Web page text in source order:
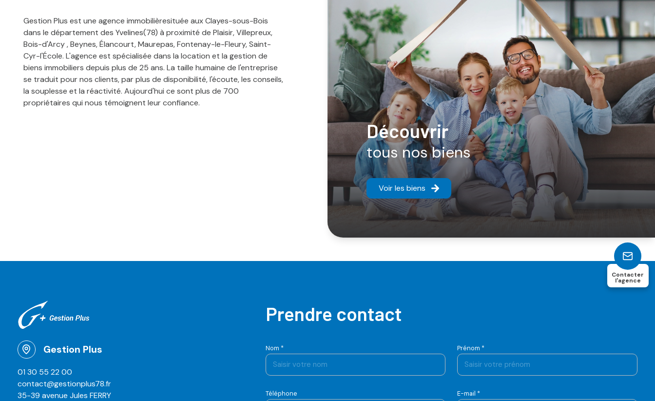
découvrir
tous nos biens
Voir les biens
Gestion Plus est une agence immobilièresituée aux Clayes-sous-Bois
dans le département des Yvelines(78) à proximité de Plaisir, Villepreux,
Bois-d'Arcy , Beynes, Élancourt, Maurepas, Fontenay-le-Fleury, Saint-
Cyr-l'École. L'agence est spécialisée dans la location et la gestion de
biens immobiliers depuis plus de 25 ans. La taille humaine de l'entreprise
se traduit pour nos clients, par plus de disponibilité, l'écoute, les conseils,
la souplesse et la réactivité. Aujourd'hui ce sont plus de 700
propriétaires qui nous témoignent leur confiance.
Contacter
l'agence
Prendre contact
Nom * Prénom *
Téléphone E-mail *
Gestion Plus
01 30 55 22 00
contact@gestionplus78.fr
35-39 avenue Jules FERRY